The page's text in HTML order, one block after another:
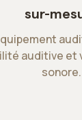
sur-
auditive et
sonore.